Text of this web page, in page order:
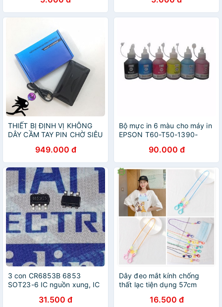
THIẾT BỊ ĐỊNH VỊ KHÔNG
DÂY CẦM TAY PIN CHỜ SIÊU
949.000 đ
Bộ mực in 6 màu cho máy in
EPSON T60-T50-1390-
90.000 đ
3 con CR6853B 6853
SOT23-6 IC nguồn xung, IC
31.500 đ
Dây đeo mắt kính chống
thất lạc tiện dụng 57cm
16.500 đ